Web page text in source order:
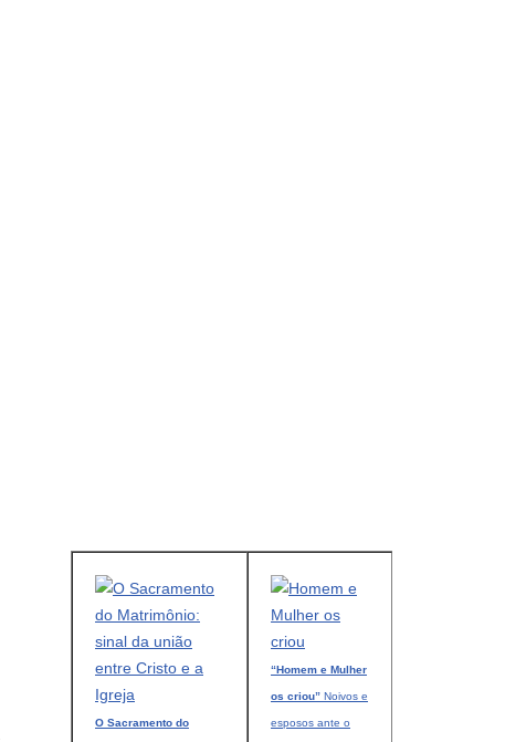
O Sacramento do
“Homem e Mulher
os criou” Noivos e
esposos ante o